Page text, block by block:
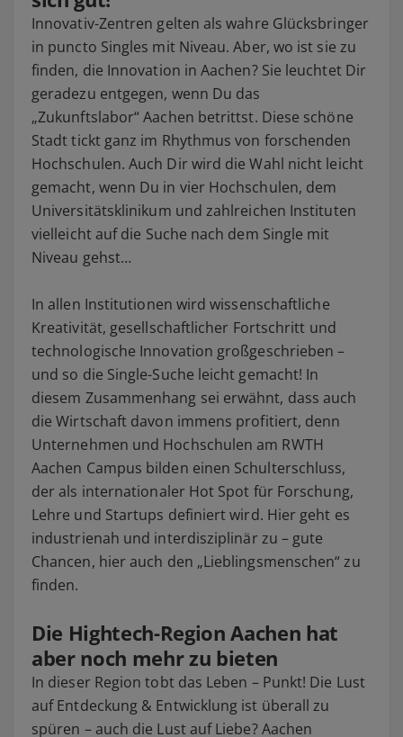
Innovativ-Zentren gelten als wahre Glücksbringer
in puncto Singles mit Niveau. Aber, wo ist sie zu
finden, die Innovation in Aachen? Sie leuchtet Dir
geradezu entgegen, wenn Du das
„Zukunftslabor“ Aachen betrittst. Diese schöne
Stadt tickt ganz im Rhythmus von forschenden
Hochschulen. Auch Dir wird die Wahl nicht leicht
gemacht, wenn Du in vier Hochschulen, dem
Universitätsklinikum und zahlreichen Instituten
vielleicht auf die Suche nach dem Single mit
Niveau gehst…
In allen Institutionen wird wissenschaftliche
Kreativität, gesellschaftlicher Fortschritt und
technologische Innovation großgeschrieben –
und so die Single-Suche leicht gemacht! In
diesem Zusammenhang sei erwähnt, dass auch
die Wirtschaft davon immens profitiert, denn
Unternehmen und Hochschulen am RWTH
Aachen Campus bilden einen Schulterschluss,
der als internationaler Hot Spot für Forschung,
Lehre und Startups definiert wird. Hier geht es
industrienah und interdisziplinär zu – gute
Chancen, hier auch den „Lieblingsmenschen“ zu
finden.
Die Hightech-Region Aachen hat
aber noch mehr zu bieten
In dieser Region tobt das Leben – Punkt! Die Lust
auf Entdeckung & Entwicklung ist überall zu
spüren – auch die Lust auf Liebe? Aachen